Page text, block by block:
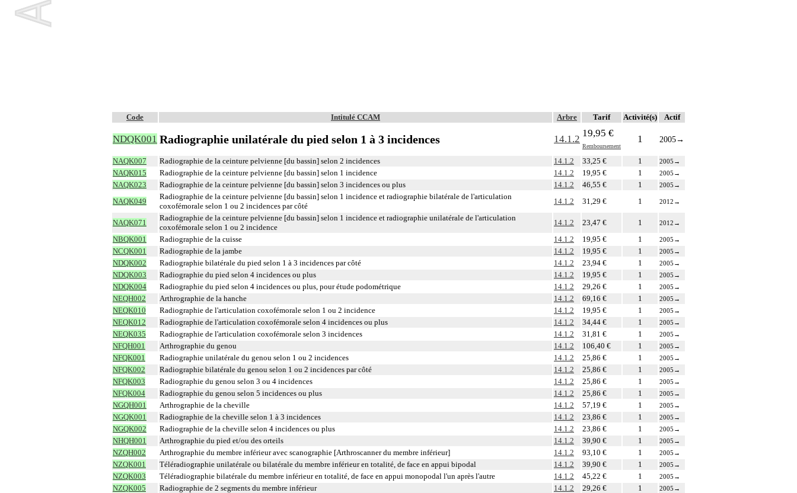
Code Intitulé CCAM Arbre Tarif Activité(s) Actif
NDQK001 Radiographie unilatérale du pied selon 1 à 3 incidences 14.1.2
19,95 €
Remboursement
1 2005→
NAQK007 Radiographie de la ceinture pelvienne [du bassin] selon 2 incidences 14.1.2 33,25 € 1 2005 →
NAQK015 Radiographie de la ceinture pelvienne [du bassin] selon 1 incidence 14.1.2 19,95 € 1 2005 →
NAQK023 Radiographie de la ceinture pelvienne [du bassin] selon 3 incidences ou plus 14.1.2 46,55 € 1 2005 →
NAQK049
Radiographie de la ceinture pelvienne [du bassin] selon 1 incidence et radiographie bilatérale de l'articulation
coxofémorale selon 1 ou 2 incidences par côté
14.1.2 31,29 € 1 2012 →
NAQK071
Radiographie de la ceinture pelvienne [du bassin] selon 1 incidence et radiographie unilatérale de l'articulation
coxofémorale selon 1 ou 2 incidence
14.1.2 23,47 € 1 2012 →
NBQK001 Radiographie de la cuisse 14.1.2 19,95 € 1 2005 →
NCQK001 Radiographie de la jambe 14.1.2 19,95 € 1 2005 →
NDQK002 Radiographie bilatérale du pied selon 1 à 3 incidences par côté 14.1.2 23,94 € 1 2005 →
NDQK003 Radiographie du pied selon 4 incidences ou plus 14.1.2 19,95 € 1 2005 →
NDQK004 Radiographie du pied selon 4 incidences ou plus, pour étude podométrique 14.1.2 29,26 € 1 2005 →
NEQH002 Arthrographie de la hanche 14.1.2 69,16 € 1 2005 →
NEQK010 Radiographie de l'articulation coxofémorale selon 1 ou 2 incidence 14.1.2 19,95 € 1 2005 →
NEQK012 Radiographie de l'articulation coxofémorale selon 4 incidences ou plus 14.1.2 34,44 € 1 2005 →
NEQK035 Radiographie de l'articulation coxofémorale selon 3 incidences 14.1.2 31,81 € 1 2005 →
NFQH001 Arthrographie du genou 14.1.2 106,40 € 1 2005 →
NFQK001 Radiographie unilatérale du genou selon 1 ou 2 incidences 14.1.2 25,86 € 1 2005 →
NFQK002 Radiographie bilatérale du genou selon 1 ou 2 incidences par côté 14.1.2 25,86 € 1 2005 →
NFQK003 Radiographie du genou selon 3 ou 4 incidences 14.1.2 25,86 € 1 2005 →
NFQK004 Radiographie du genou selon 5 incidences ou plus 14.1.2 25,86 € 1 2005 →
NGQH001 Arthrographie de la cheville 14.1.2 57,19 € 1 2005 →
NGQK001 Radiographie de la cheville selon 1 à 3 incidences 14.1.2 23,86 € 1 2005 →
NGQK002 Radiographie de la cheville selon 4 incidences ou plus 14.1.2 23,86 € 1 2005 →
NHQH001 Arthrographie du pied et/ou des orteils 14.1.2 39,90 € 1 2005 →
NZQH002 Arthrographie du membre inférieur avec scanographie [Arthroscanner du membre inférieur] 14.1.2 93,10 € 1 2005 →
NZQK001 Téléradiographie unilatérale ou bilatérale du membre inférieur en totalité, de face en appui bipodal 14.1.2 39,90 € 1 2005 →
NZQK003 Téléradiographie bilatérale du membre inférieur en totalité, de face en appui monopodal l'un après l'autre 14.1.2 45,22 € 1 2005 →
NZQK005 Radiographie de 2 segments du membre inférieur 14.1.2 29,26 € 1 2005 →